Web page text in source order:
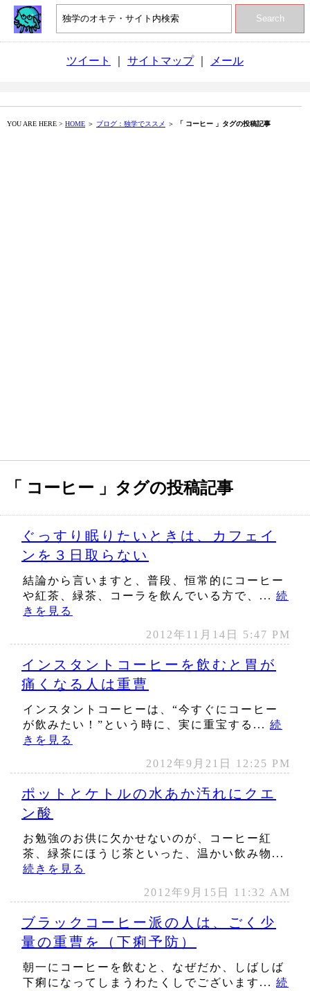
Search
ツイート サイトマップ｜ メール
YOU ARE HERE > HOME ＞ ブログ：独学でススメ ＞ 「 コーヒー 」タグの投稿記事
「 コーヒー 」タグの投稿記事
ぐっすり眠りたいときは、カフェイ
ンを３日取らない
結論から言いますと、普段、恒常的にコーヒー
や紅茶、緑茶、コーラを飲んでいる方で、... 続
きを見る
2012年11月14日 5:47 PM
インスタントコーヒーを飲むと胃が
痛くなる人は重曹
インスタントコーヒーは、“今すぐにコーヒー
が飲みたい！”という時に、実に重宝する... 続
きを見る
2012年9月21日 12:25 PM
ポットとケトルの水あか汚れにクエ
ン酸
お勉強のお供に欠かせないのが、コーヒー紅
茶、緑茶にほうじ茶といった、温かい飲み物...
続きを見る
2012年9月15日 11:32 AM
ブラックコーヒー派の人は、ごく少
量の重曹を（下痢予防）
朝一にコーヒーを飲むと、なぜだか、しばしば
下痢になってしまうわたくしでございます... 続